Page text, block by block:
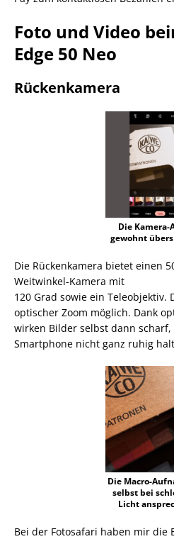
Foto und Video
Edge 50 Neo
Rückenkamera
Die Kamera-
gewohnt
Die Rückenkamera bietet einen
Weitwinkel-Kamera mit
120 Grad sowie ein
optischer Zoom möglich. Dank
wirken Bilder selbst dann scharf,
Smartphone nicht ganz ruhig
Die Macro-
selbst bei
Licht
Bei der Fotosafari haben mir die